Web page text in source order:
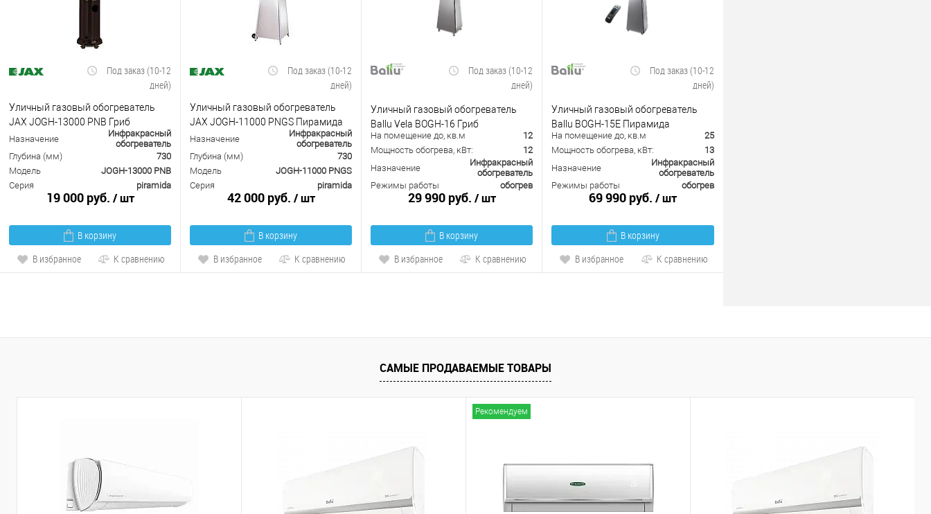
Под заказ (10-12
дней)
Уличный газовый обогреватель
JAX JOGH-13000 PNB Гриб
(черный)
Назначение
Инфракрасный
обогреватель
Глубина (мм)
730
Модель
JOGH-13000 PNB
Серия
piramida
19 000 руб. / шт
В корзину
В избранное
К сравнению
Под заказ (10-12
дней)
Уличный газовый обогреватель
JAX JOGH-11000 PNGS Пирамида
(Нержавейка)
Назначение
Инфракрасный
обогреватель
Глубина (мм)
730
Модель
JOGH-11000 PNGS
Серия
piramida
42 000 руб. / шт
В корзину
В избранное
К сравнению
Под заказ (10-12
дней)
Уличный газовый обогреватель
Ballu Vela BOGH-16 Гриб
На помещение до, кв.м
12
Мощность обогрева, кВт:
12
Назначение
Инфракрасный
обогреватель
Режимы работы
обогрев
29 990 руб. / шт
В корзину
В избранное
К сравнению
Под заказ (10-12
дней)
Уличный газовый обогреватель
Ballu BOGH-15E Пирамида
На помещение до, кв.м
25
Мощность обогрева, кВт:
13
Назначение
Инфракрасный
обогреватель
Режимы работы
обогрев
69 990 руб. / шт
В корзину
В избранное
К сравнению
САМЫЕ ПРОДАВАЕМЫЕ ТОВАРЫ
Рекомендуем